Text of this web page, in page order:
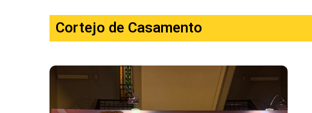
Cortejo de Casamento